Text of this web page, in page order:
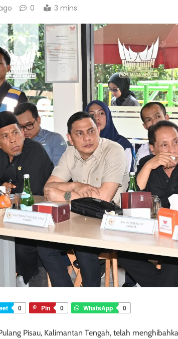
0 3 mins
0 Pin 0 WhatsApp 0
Pisau, Kalimantan Tengah, telah